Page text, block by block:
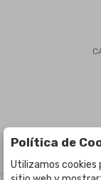
Política de
Utilizamos cookies